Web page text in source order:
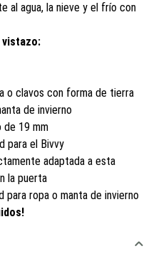
al agua, la nieve y el frío con
vistazo:
o clavos con forma de tierra
de invierno
de 19 mm
para el Bivvy
adaptada a esta
la puerta
para ropa o manta de invierno